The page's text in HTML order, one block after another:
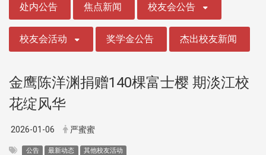
处内公告 焦点新闻 校友会公告
校友会活动 奖学金公告 杰出校友新闻
金鹰陈洋渊捐赠140棵富士樱 期淡江校
花绽风华
2026-01-06 严蜜蜜
公告 最新动态 其他校友活动